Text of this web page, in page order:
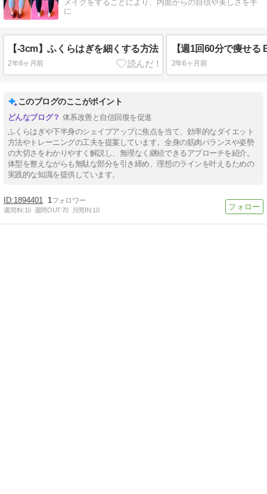
メイクをすることにより、内面からの自信や美しさを手
に
【-3cm】ふくらはぎを細くする方法
2年6ヶ月前 2年6ヶ月前
このブログのここがポイント
体系改善と自信回復を促進
ふくらはぎや下半身のシェイプアップに焦点を当て、効率的なダイエット
方法やトレーニングの工夫を提案しています。全身の筋肉バランスや姿勢
の大切さをわかりやすく解説し、無理なく継続できるアプローチを紹介。
体型を整えながらも無駄な部分を引き締め、理想のラインを叶えるための
実践的な知識を提供しています。
1894401 1
週間IN:10 週間OUT:70 月間IN:10